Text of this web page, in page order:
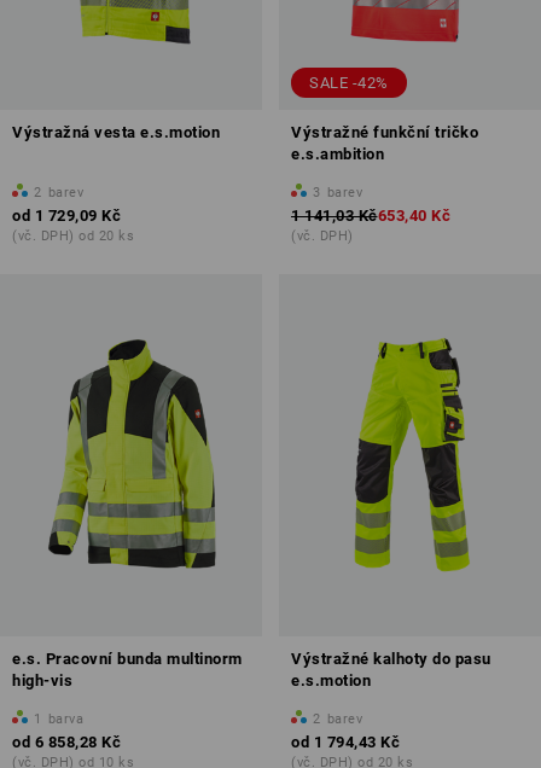
Výstražná vesta e.s.motion
2 barev
od 1 729,09 Kč
(vč. DPH) od 20 ks
SALE -42%
Výstražné funkční tričko
e.s.ambition
3 barev
1 141,03 Kč653,40 Kč
(vč. DPH)
e.s. Pracovní bunda multinorm
high-vis
1 barva
od 6 858,28 Kč
(vč. DPH) od 10 ks
Výstražné kalhoty do pasu
e.s.motion
2 barev
od 1 794,43 Kč
(vč. DPH) od 20 ks